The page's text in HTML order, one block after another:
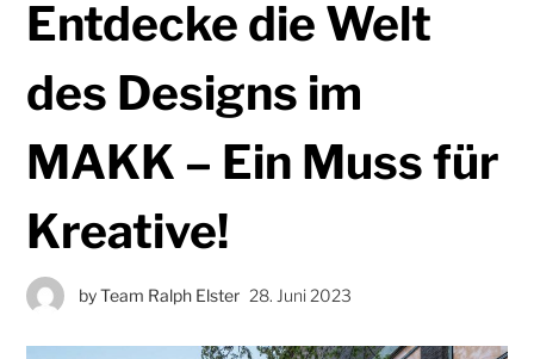
Entdecke die Welt
des Designs im
MAKK – Ein Muss für
Kreative!
byTeam Ralph Elster 28. Juni 2023